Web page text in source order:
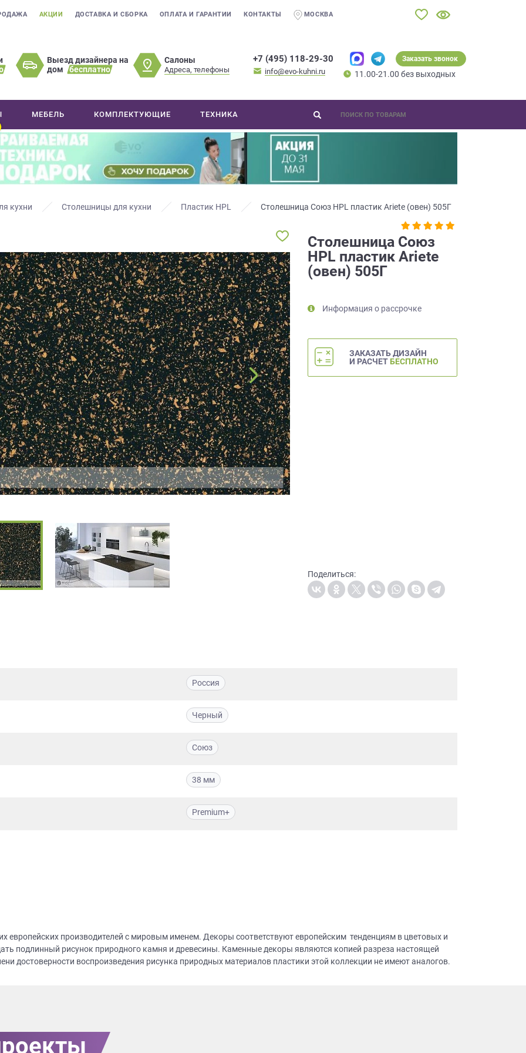
АКЦИИ ДОСТАВКА И СБОРКА ОПЛАТА И ГАРАНТИИ КОНТАКТЫ МОСКВА
Выезд дизайнера на
дом
бесплатно
Салоны
Адреса, телефоны
+7 (495) 118-29-30
info@evo-kuhni.ru
Заказать звонок
11.00-21.00 без выходных
МЕБЕЛЬ КОМПЛЕКТУЮЩИЕ ТЕХНИКА
кухни Столешницы для кухни Пластик HPL Столешница Союз HPL пластик Ariete (овен) 505Г
Столешница Союз
HPL пластик Ariete
(овен) 505Г
Информация о рассрочке
ЗАКАЗАТЬ ДИЗАЙН
И РАСЧЕТ БЕСПЛАТНО
Поделиться:
Россия
Черный
Союз
38 мм
Premium+
европейских производителей с мировым именем. Декоры соответствуют европейским тенденциям в цветовых и
подлинный рисунок природного камня и древесины. Каменные декоры являются копией разреза настоящей
достоверности воспроизведения рисунка природных материалов пластики этой коллекции не имеют аналогов.